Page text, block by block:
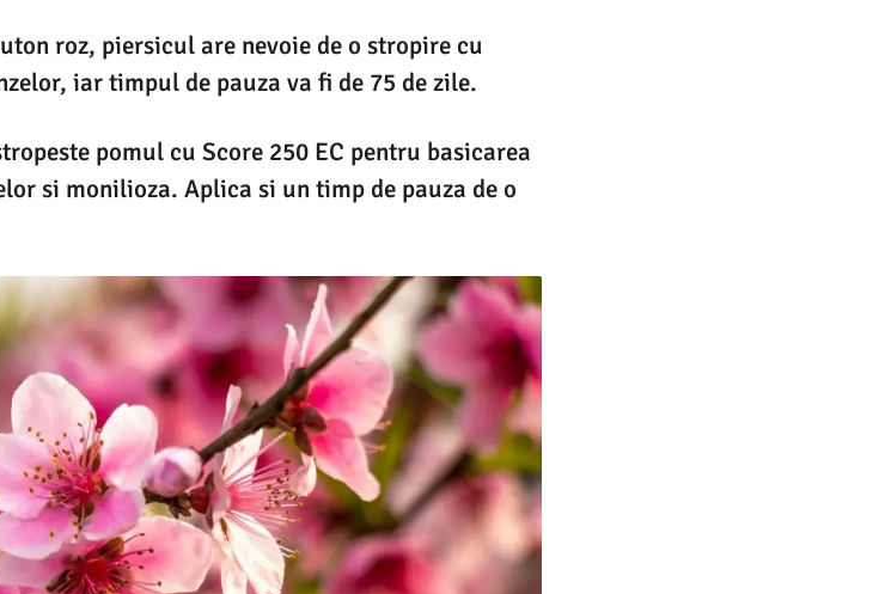
roz, piersicul are nevoie de o stropire cu
iar timpul de pauza va fi de 75 de zile.
pomul cu Score 250 EC pentru basicarea
si monilioza. Aplica si un timp de pauza de o